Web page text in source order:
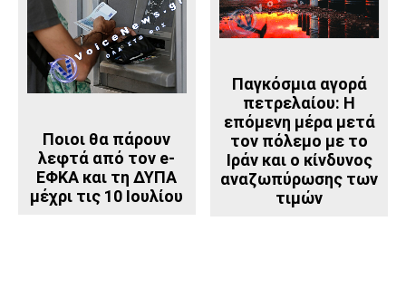
Ποιοι θα πάρουν
λεφτά από τον e-
ΕΦΚΑ και τη ΔΥΠΑ
μέχρι τις 10 Ιουλίου
Παγκόσμια αγορά
πετρελαίου: Η
επόμενη μέρα μετά
τον πόλεμο με το
Ιράν και ο κίνδυνος
αναζωπύρωσης των
τιμών